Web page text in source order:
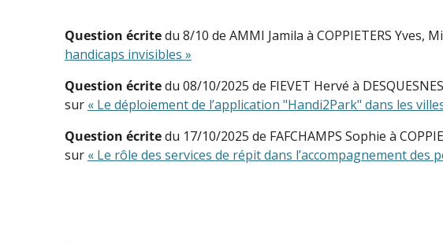
Question écritedu 8/10 de AMMI Jamila à COPPIETERS
handicaps invisibles »
Question écritedu 08/10/2025 de FIEVET Hervé à
sur « Le déploiement de l’application "Handi2Park" dans les
Question écritedu 17/10/2025 de FAFCHAMPS Sophie à
sur « Le rôle des services de répit dans l’accompagnement des